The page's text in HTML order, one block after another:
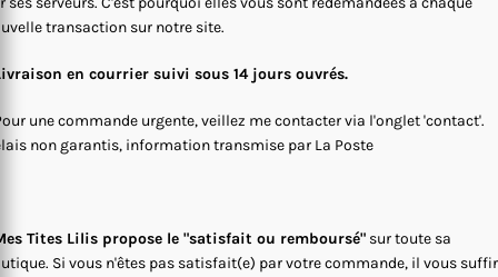
transaction sur notre site.
en courrier suivi sous 14 jours ouvrés.
une commande urgente, veillez me contacter via l'onglet 'contact'.
non garantis, information transmise par La Poste
Tites Lilis propose le "satisfait ou remboursé" sur toute sa
Si vous n'êtes pas satisfait(e) par votre commande, il vous